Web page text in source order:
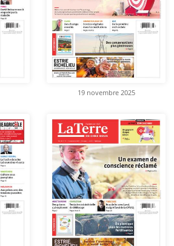
19 novembre 2025